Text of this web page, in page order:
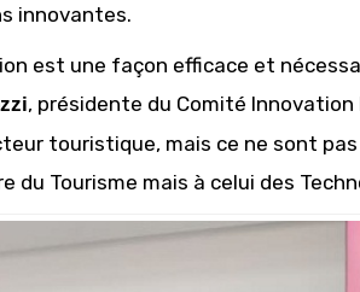
innovantes.
est une façon efficace et
, présidente du Comité
touristique, mais ce ne sont
du Tourisme mais à celui des